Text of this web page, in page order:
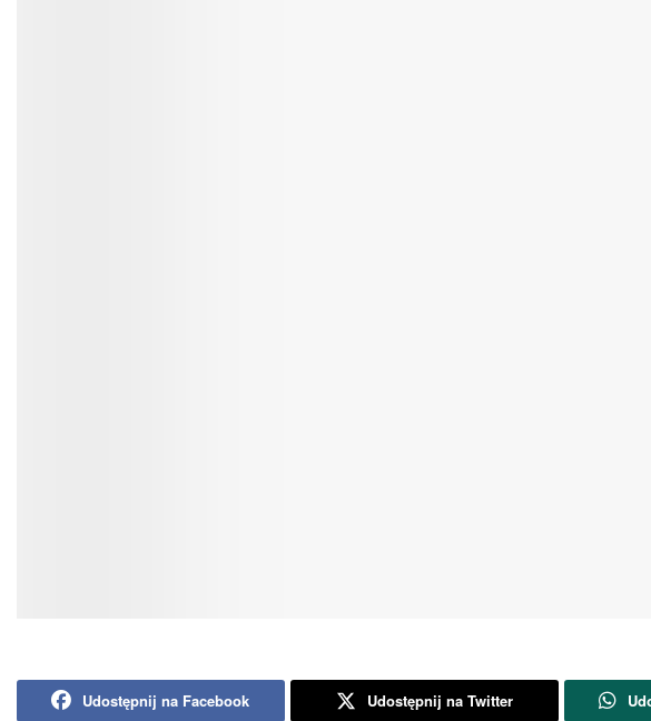
Udostępnij na Facebook Udostępnij na Twitter